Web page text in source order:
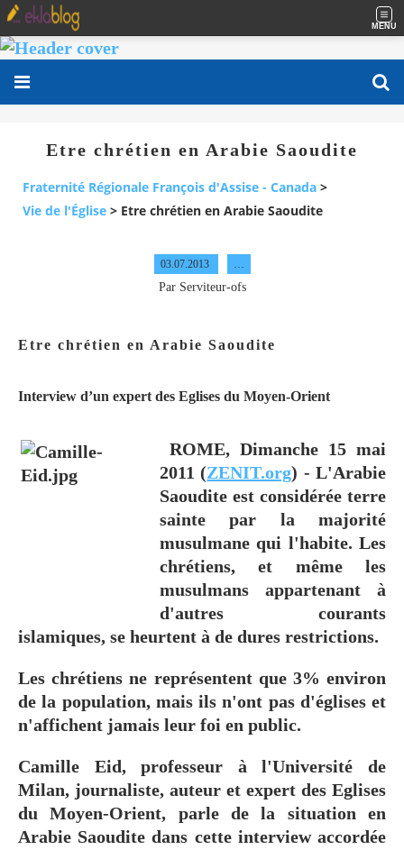
MENU
Etre chrétien en Arabie Saoudite
Fraternité Régionale François d'Assise - Canada >
Vie de l'Église > Etre chrétien en Arabie Saoudite
03.07.2013
Par Serviteur-ofs
Etre chrétien en Arabie Saoudite
Interview d’un expert des Eglises du Moyen-Orient
ROME, Dimanche 15 mai
2011 (ZENIT.org) - L'Arabie
Saoudite est considérée terre
sainte par la majorité
musulmane qui l'habite. Les
chrétiens, et même les
musulmans appartenant à
d'autres courants
islamiques, se heurtent à de dures restrictions.
Les chrétiens ne représentent que 3% environ
de la population, mais ils n'ont pas d'églises et
n'affichent jamais leur foi en public.
Camille Eid, professeur à l'Université de
Milan, journaliste, auteur et expert des Eglises
du Moyen-Orient, parle de la situation en
Arabie Saoudite dans cette interview accordée